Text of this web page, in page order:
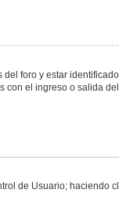
foro y estar
el ingreso o salida
de Usuario; haciendo